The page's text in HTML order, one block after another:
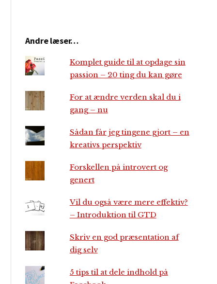
Andre læser…
Komplet guide til at opdage sin
passion – 20 ting du kan gøre
For at ændre verden skal du i
gang – nu
Sådan får jeg tingene gjort – en
kreativs perspektiv
Forskellen på introvert og
genert
Vil du også være mere effektiv?
– Introduktion til GTD
Skriv en god præsentation af
dig selv
5 tips til at dele indhold på